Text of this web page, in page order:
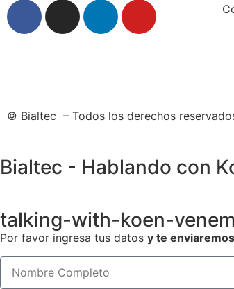
© Bialtec – Todos los derechos
Bialtec - Hablando con
talking-with-koen-
Por favor ingresa tus datos y te